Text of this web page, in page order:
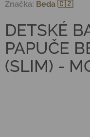
DETSKÉ
PAPUČE
(SLIM) -
Značka: Beda 🇨🇿